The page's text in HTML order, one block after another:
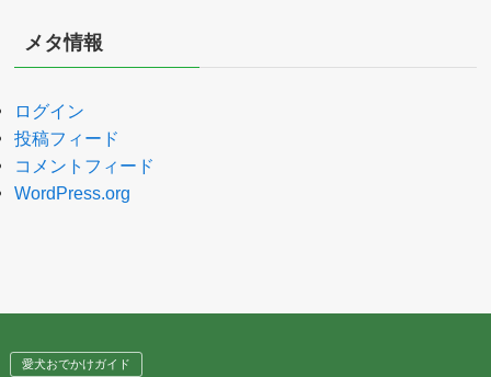
イ
ブ
メタ情報
ログイン
投稿フィード
コメントフィード
WordPress.org
愛犬おでかけガイド